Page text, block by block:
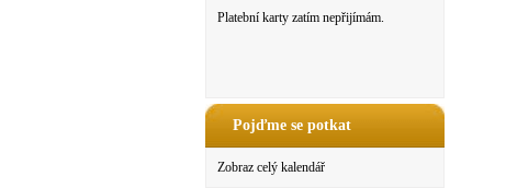
Platební karty zatím nepřijímám.
Pojďme se potkat
Zobraz celý kalendář